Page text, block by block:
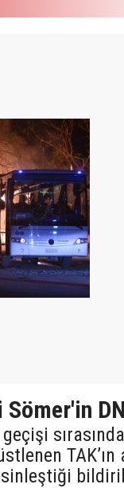
Sömer'in